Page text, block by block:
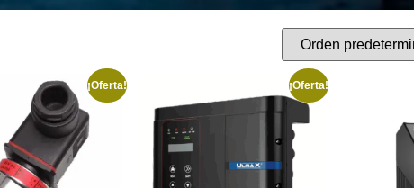
¡Oferta! ¡Oferta!